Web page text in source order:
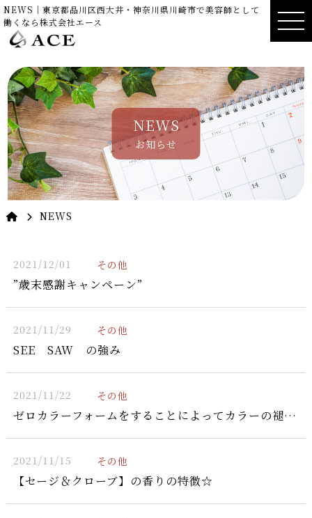
NEWS｜東京都品川区西大井・神奈川県川崎市で美容師として
働くなら株式会社エース
NEWS
お知らせ
NEWS
2021/12/01 その他
”歳末感謝キャンペーン”
2021/11/29 その他
SEE SAW の強み
2021/11/22 その他
ゼロカラーフォームをすることによってカラーの褪色が防げます！！
2021/11/15 その他
【セージ＆クローブ】の香りの特徴☆